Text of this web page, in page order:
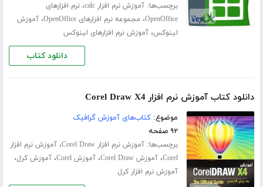
برچسب‌ها:آموزش نرم افزار calc ،نرم افزارهای
OpenOffice، مجموعه نرم افزارهای OpenOffice ،آموزش
لینوکس،آموزش نرم افزارهای لینوکس
دانلود کتاب
دانلود کتاب آموزش نرم افزار Corel Draw X4
موضوع:کتاب‌های آموزش گرافیک
۹۲ صفحه
برچسب‌ها:آموزش نرم افزار Corel Draw ،آموزش نرم افزار
Corel،آموزش Corel Draw ،آموزش Corel ،آموزش کرل،
آموزش نرم افزار کرل